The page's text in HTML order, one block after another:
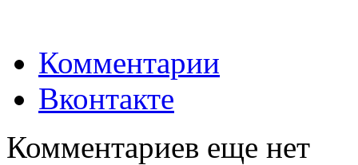
Комментарии
Вконтакте
Комментариев еще нет